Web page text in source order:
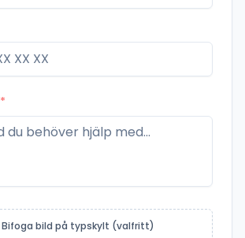
*
Bifoga bild på typskylt (valfritt)